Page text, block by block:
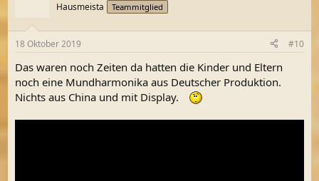
e
:
Hausmeista Teammitglied
18 Oktober 2019 #10
Das waren noch Zeiten da hatten die Kinder und Eltern
noch eine Mundharmonika aus Deutscher Produktion.
Nichts aus China und mit Display.